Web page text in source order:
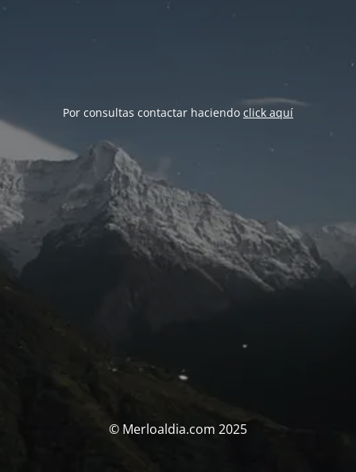
Por consultas contactar haciendo click aquí
© Merloaldia.com 2025